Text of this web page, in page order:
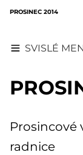
PROSINEC 2014
SVISLÉ
Prosincové
radnice